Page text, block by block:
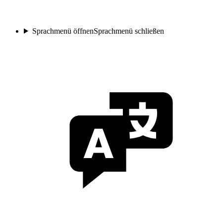
Sprachmenü öffnenSprachmenü schließen